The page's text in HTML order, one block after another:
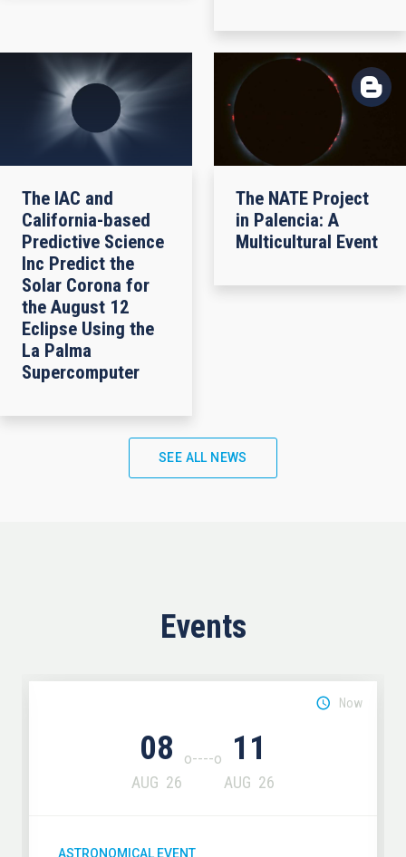
The IAC and
California-based
Predictive Science
Inc Predict the
Solar Corona for
the August 12
Eclipse Using the
La Palma
Supercomputer
The NATE Project
in Palencia: A
Multicultural Event
SEE ALL NEWS
Events
08
AUG 26
11
AUG 26
Now
ASTRONOMICAL EVENT